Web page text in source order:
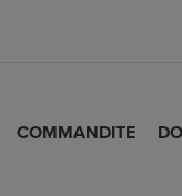
COMMANDITE D